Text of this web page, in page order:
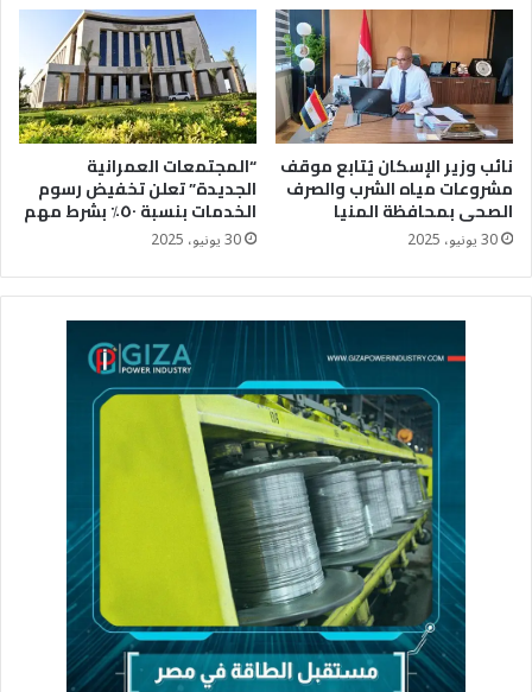
نائب وزير الإسكان يُتابع موقف
مشروعات مياه الشرب والصرف
الصحى بمحافظة المنيا
30 يونيو، 2025
“المجتمعات العمرانية
الجديدة” تعلن تخفيض رسوم
الخدمات بنسبة ٥٠٪؜ بشرط مهم
30 يونيو، 2025